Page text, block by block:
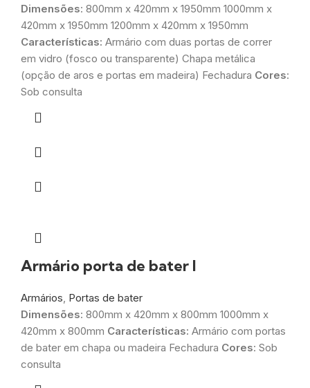
Dimensões: 800mm x 420mm x 1950mm 1000mm x
420mm x 1950mm 1200mm x 420mm x 1950mm
Características: Armário com duas portas de correr
em vidro (fosco ou transparente) Chapa metálica
(opção de aros e portas em madeira) Fechadura Cores:
Sob consulta
Armário porta de bater I
Armários, Portas de bater
Dimensões: 800mm x 420mm x 800mm 1000mm x
420mm x 800mm Características: Armário com portas
de bater em chapa ou madeira Fechadura Cores: Sob
consulta